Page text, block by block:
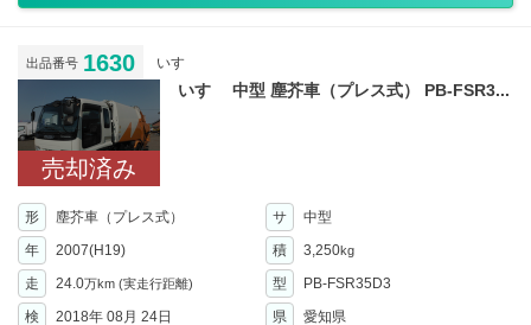
出品番号 1630 いすゞ
売却済み
いすゞ 中型 塵芥車（プレス式） PB-FSR3...
形 塵芥車（プレス式） サ
中型
年
2007(H19) 積 3,250kg
走 24.0万km (実走行距離) 型
PB-FSR35D3
検
2018年 08月 24日 県 愛知県